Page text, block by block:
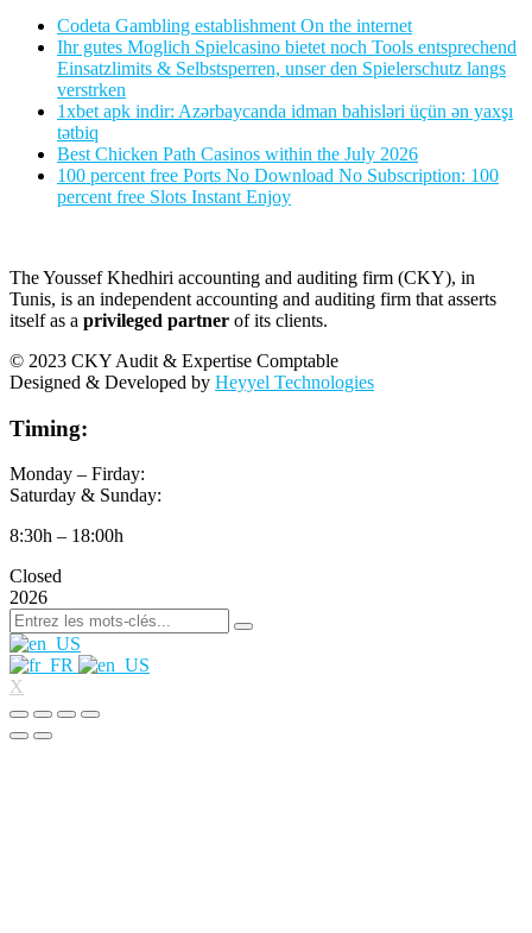
Codeta Gambling establishment On the internet
Ihr gutes Moglich Spielcasino bietet noch Tools entsprechend
Einsatzlimits & Selbstsperren, unser den Spielerschutz langs
verstrken
1xbet apk indir: Azərbaycanda idman bahisləri üçün ən yaxşı
tətbiq
Best Chicken Path Casinos within the July 2026
100 percent free Ports No Download No Subscription: 100
percent free Slots Instant Enjoy
The Youssef Khedhiri accounting and auditing firm (CKY), in
Tunis, is an independent accounting and auditing firm that asserts
itself as a privileged partner of its clients.
© 2023 CKY Audit & Expertise Comptable
Designed & Developed by Heyyel Technologies
Timing:
Monday – Firday:
Saturday & Sunday:
8:30h – 18:00h
Closed
2026
X